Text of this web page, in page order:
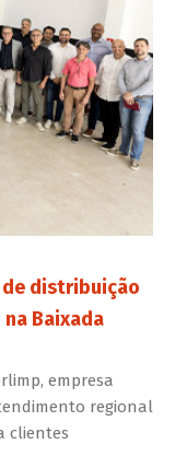
de distribuição
Baixada
empresa
regional
clientes